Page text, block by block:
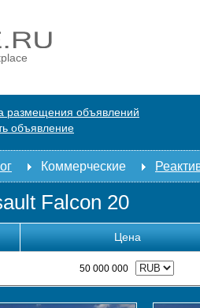
размещения объявлений
объявление
Коммерческие
Falcon 20
Цена
50 000 000